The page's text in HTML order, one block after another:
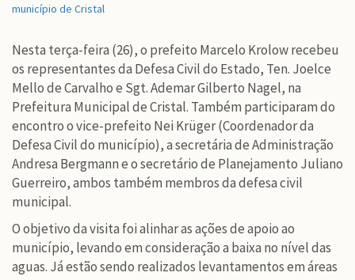
Nesta terça-feira (26), o prefeito Marcelo Krolow recebeu
os representantes da Defesa Civil do Estado, Ten. Joelce
Mello de Carvalho e Sgt. Ademar Gilberto Nagel, na
Prefeitura Municipal de Cristal. Também participaram do
encontro o vice-prefeito Nei Krüger (Coordenador da
Defesa Civil do município), a secretária de Administração
Andresa Bergmann e o secretário de Planejamento Juliano
Guerreiro, ambos também membros da defesa civil
municipal.
O objetivo da visita foi alinhar as ações de apoio ao
município, levando em consideração a baixa no nível das
aguas. Já estão sendo realizados levantamentos em áreas